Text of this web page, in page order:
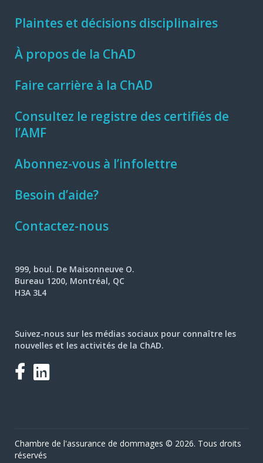
Plaintes et décisions disciplinaires
À propos de la ChAD
Faire carrière à la ChAD
Consultez le registre des certifiés de
l’AMF
Abonnez-vous à l’infolettre
Besoin d’aide?
Contactez-nous
999, boul. De Maisonneuve O.
Bureau 1200, Montréal, QC
H3A 3L4
Suivez-nous sur les médias sociaux pour connaître les
nouvelles et les activités de la ChAD.
Facebook
LinkedIn
Chambre de l'assurance de dommages © 2026. Tous droits
réservés